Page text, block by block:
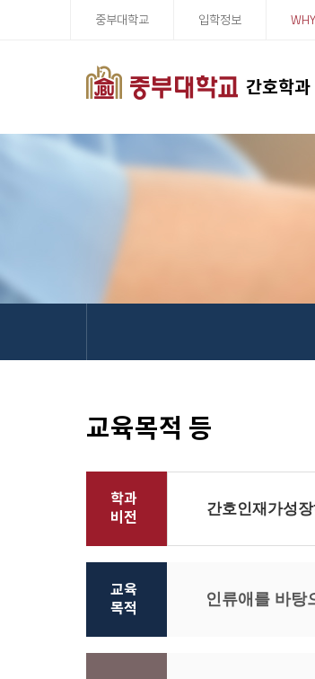
간호학과
중부대학교 입학정보
교육목적 등
학과
비전
간호인재가성
교육
목적
인류애를 바탕